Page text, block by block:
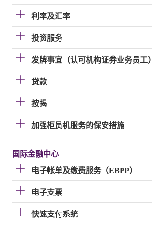
利率及汇率
投资服务
发牌事宜（认可机构证券业务员工）
贷款
按揭
加强柜员机服务的保安措施
国际金融中心
电子帐单及缴费服务（EBPP）
电子支票
快速支付系统